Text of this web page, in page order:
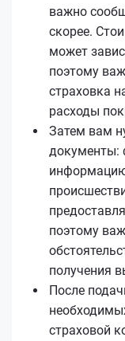
важно
скорее.
может
поэтому
страховка
расходы
Затем вам
документы:
поэтому
получения
После
страховой